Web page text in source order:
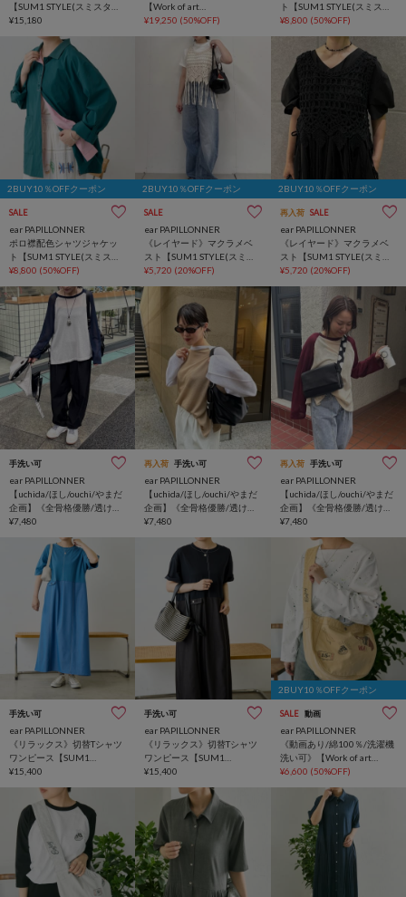
【SUM1 STYLE(スミスタイ
ル)】
¥15,180
【Work of art
Kendai×SUM1 STYLE】別注
¥19,250 (50%OFF)
ト【SUM1 STYLE(スミスタ
イル)】
¥8,800 (50%OFF)
2BUY10％OFFクーポン
SALE
ear PAPILLONNER
ポロ襟配色シャツジャケッ
ト【SUM1 STYLE(スミスタ
イル)】
¥8,800 (50%OFF)
2BUY10％OFFクーポン
SALE
ear PAPILLONNER
《レイヤード》マクラメベ
スト【SUM1 STYLE(スミス
タイル)】
¥5,720 (20%OFF)
2BUY10％OFFクーポン
再入荷 SALE
ear PAPILLONNER
《レイヤード》マクラメベ
スト【SUM1 STYLE(スミス
タイル)】
¥5,720 (20%OFF)
手洗い可 インフルエンサー企画
ear PAPILLONNER
【uchida/ほし/ouchi/やまだ
企画】《全骨格優勝/透け
感》シアーラグラン【SUM1
¥7,480
再入荷 手洗い可
ear PAPILLONNER
【uchida/ほし/ouchi/やまだ
企画】《全骨格優勝/透け
感》シアーラグラン【SUM1
¥7,480
再入荷 手洗い可
ear PAPILLONNER
【uchida/ほし/ouchi/やまだ
企画】《全骨格優勝/透け
感》シアーラグラン【SUM1
¥7,480
手洗い可
ear PAPILLONNER
《リラックス》切替Tシャツ
ワンピース【SUM1
STYLE(スミスタイル)】
¥15,400
手洗い可
ear PAPILLONNER
《リラックス》切替Tシャツ
ワンピース【SUM1
STYLE(スミスタイル)】
¥15,400
2BUY10％OFFクーポン
SALE 動画
ear PAPILLONNER
《動画あり/綿100％/洗濯機
洗い可》【Work of art
Kendai×SUM1 STYLE】別注
¥6,600 (50%OFF)